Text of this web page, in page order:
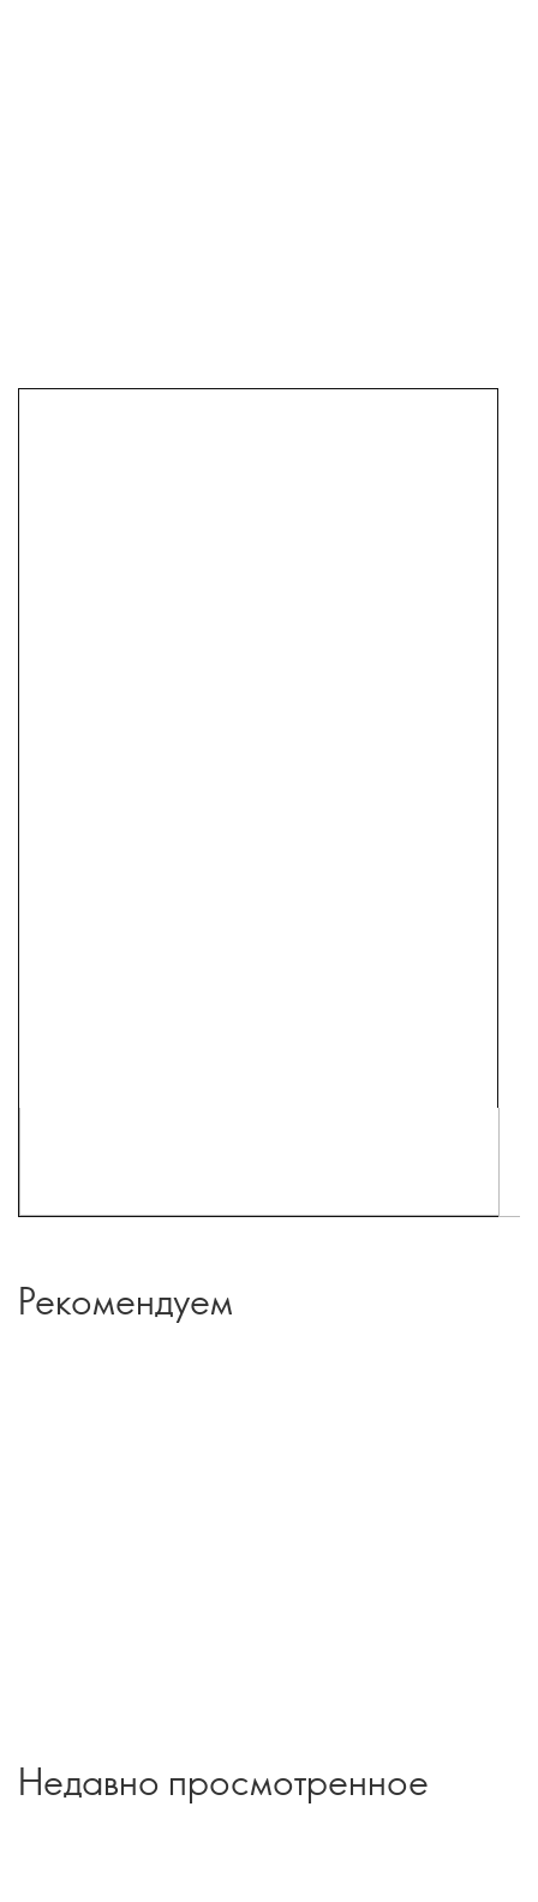
Рекомендуем
Недавно просмотренное